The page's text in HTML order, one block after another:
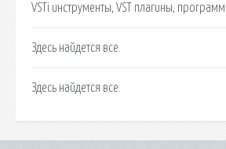
VSTi инструменты, VST плагины,
Здесь найдется все.
Здесь найдется все.